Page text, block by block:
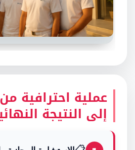
عملية احترافية
إلى النتيجة